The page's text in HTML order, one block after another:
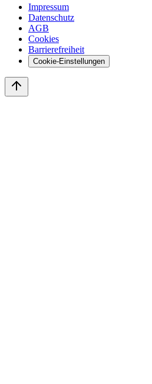
Impressum
Datenschutz
AGB
Cookies
Barrierefreiheit
Cookie-Einstellungen